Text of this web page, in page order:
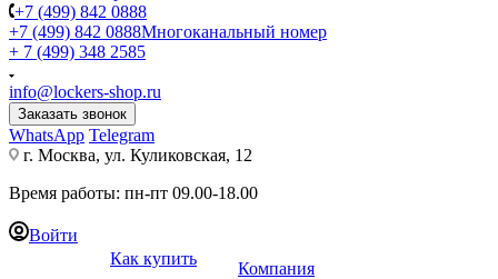
+7 (499) 842 0888
+7 (499) 842 0888Многоканальный номер
+ 7 (499) 348 2585
info@lockers-shop.ru
Заказать звонок
WhatsApp Telegram
г. Москва, ул. Куликовская, 12
Время работы: пн-пт 09.00-18.00
Войти
Как купить
Компания